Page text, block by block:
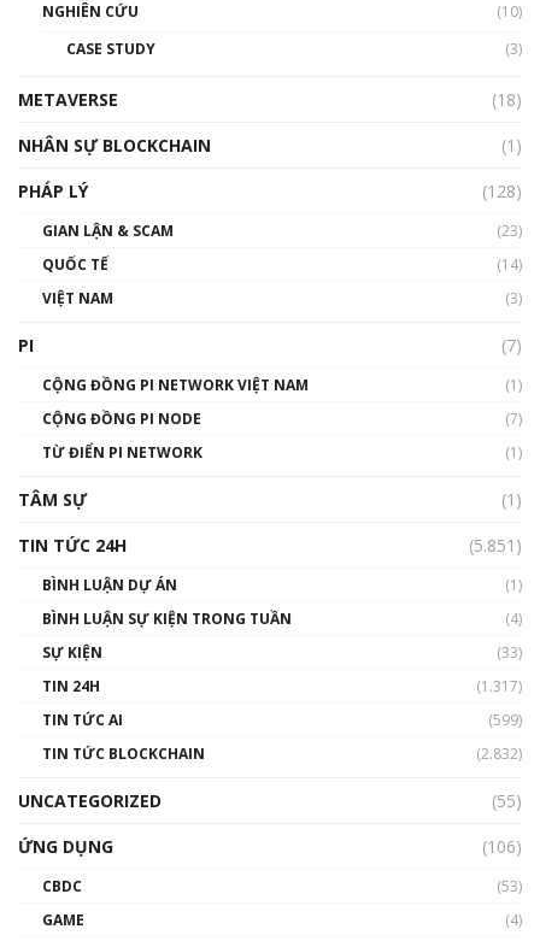
01:32:59
gió ấm
Talkshow 14: MemeCoin – Trò đùa tỷ đô
01:29:26
NGHIÊN CỨU
(10)
CASE STUDY
(3)
METAVERSE
(18)
NHÂN SỰ BLOCKCHAIN
(1)
PHÁP LÝ
(128)
GIAN LẬN & SCAM
(23)
QUỐC TẾ
(14)
VIỆT NAM
(3)
PI (7)
CỘNG ĐỒNG PI NETWORK VIỆT NAM
(1)
CỘNG ĐỒNG PI NODE
(7)
TỪ ĐIỂN PI NETWORK
(1)
TÂM SỰ
(1)
TIN TỨC 24H
(5.851)
BÌNH LUẬN DỰ ÁN
(1)
BÌNH LUẬN SỰ KIỆN TRONG TUẦN
(4)
SỰ KIỆN
(33)
TIN 24H
(1.317)
TIN TỨC AI
(599)
TIN TỨC BLOCKCHAIN
(2.832)
UNCATEGORIZED
(55)
ỨNG DỤNG
(106)
CBDC
(53)
GAME
(4)